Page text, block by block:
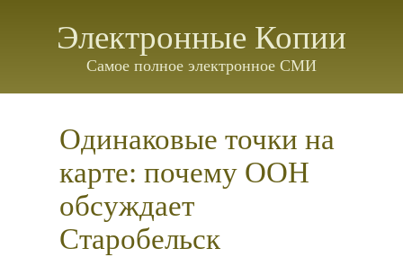
Электронные Копии
Самое полное электронное СМИ
Одинаковые точки на
карте: почему ООН
обсуждает
Старобельск